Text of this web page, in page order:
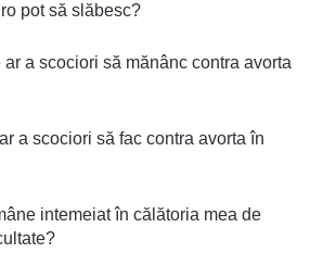
pot să slăbesc?
a scociori să mănânc contra avorta
a scociori să fac contra avorta în
intemeiat în călătoria mea de